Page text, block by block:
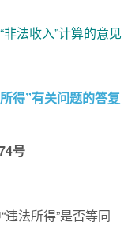
法收入”计算的意见
得”有关问题的答复
号
法所得”是否等同